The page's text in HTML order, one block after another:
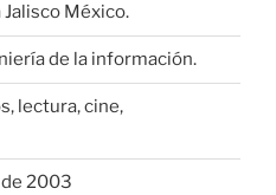
Jalisco México.
de la información.
lectura, cine,
2003